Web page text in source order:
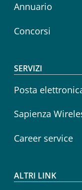
Annuario
Concorsi
SERVIZI
Posta
Sapienza
Career service
ALTRI LINK